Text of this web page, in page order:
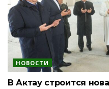
НОВОСТИ
В Актау строится